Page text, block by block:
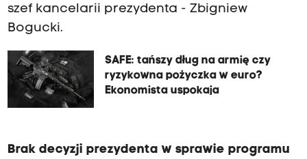
szef kancelarii prezydenta - Zbigniew
Bogucki.
SAFE: tańszy dług na armię czy
ryzykowna pożyczka w euro?
Ekonomista uspokaja
Brak decyzji prezydenta w sprawie programu